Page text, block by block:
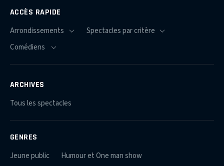
ACCÈS RAPIDE
ARCHIVES
Tous les spectacles
GENRES
Jeune public
Humour et One man show